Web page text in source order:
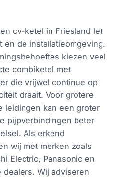
cv-ketel in Friesland let
en de installatieomgeving.
kiezen veel
combiketel met
die vrijwel continue op
draait. Voor grotere
leidingen kan een groter
pijpverbindingen beter
Als erkend
wij met merken zoals
Electric, Panasonic en
dealers. Wij adviseren